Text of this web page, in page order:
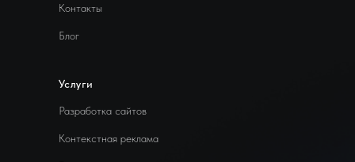
Контакты
Блог
Разработка сайтов
Услуги
Контекстная реклама